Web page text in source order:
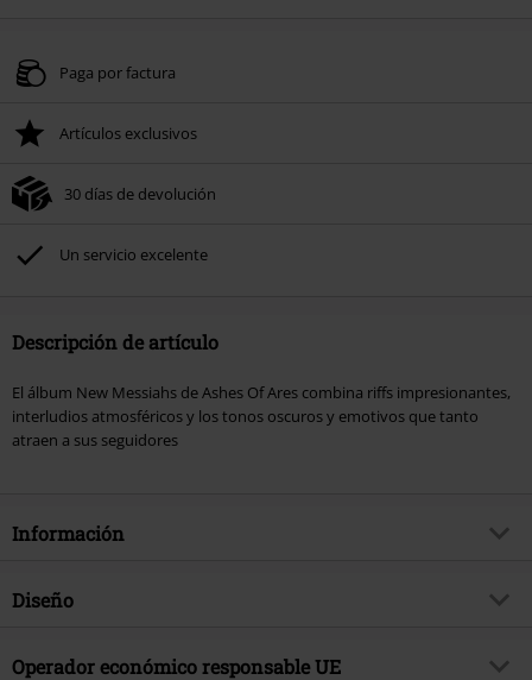
Paga por factura
Artículos exclusivos
30 días de devolución
Un servicio excelente
Descripción de artículo
El álbum New Messiahs de Ashes Of Ares combina riffs impresionantes,
interludios atmosféricos y los tonos oscuros y emotivos que tanto
atraen a sus seguidores
Información
Artículo no.
Género Musical
Heavy Metal
Diseño
Tipo de producto
CD
Operador económico responsable UE